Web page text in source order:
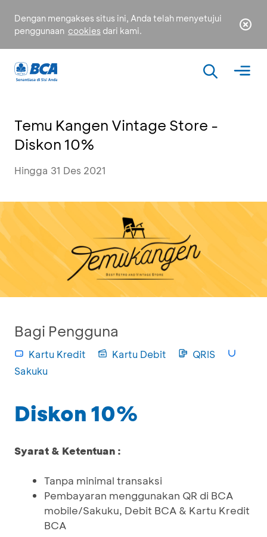
Dengan mengakses situs ini, Anda telah menyetujui
penggunaan cookies dari kami.
Temu Kangen Vintage Store -
Diskon 10%
Hingga 31 Des 2021
Bagi Pengguna
Kartu Kredit Kartu Debit
QRIS
Sakuku
Diskon 10%
Syarat & Ketentuan :
Tanpa minimal transaksi
Pembayaran menggunakan QR di BCA
mobile/Sakuku, Debit BCA & Kartu Kredit
BCA